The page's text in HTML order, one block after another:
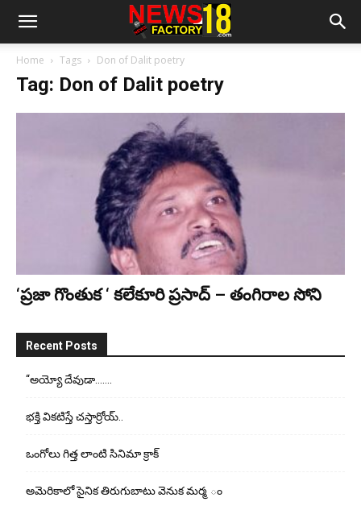
Home Tags Don of Dalit poetry
Tag: Don of Dalit poetry
‘ప్రజా గొంతుక ‘ కలేకూరి ప్రసాద్ – తంగిరాల సోని
Recent Posts
“అయ్యో దేవుడా…….
భ‌క్తి విక‌టిస్తే చ‌స్తార్రోయ్‌..
ఒంగోలు గిత్త లాంటి సినిమా క్రాక్
అమెరికాలో సైనిక తిరుగుబాటు వెనుక మర్మ ం